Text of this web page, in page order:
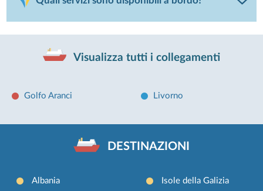
Visualizza tutti i collegamenti
Golfo Aranci Livorno
DESTINAZIONI
Albania
Isole della Galizia